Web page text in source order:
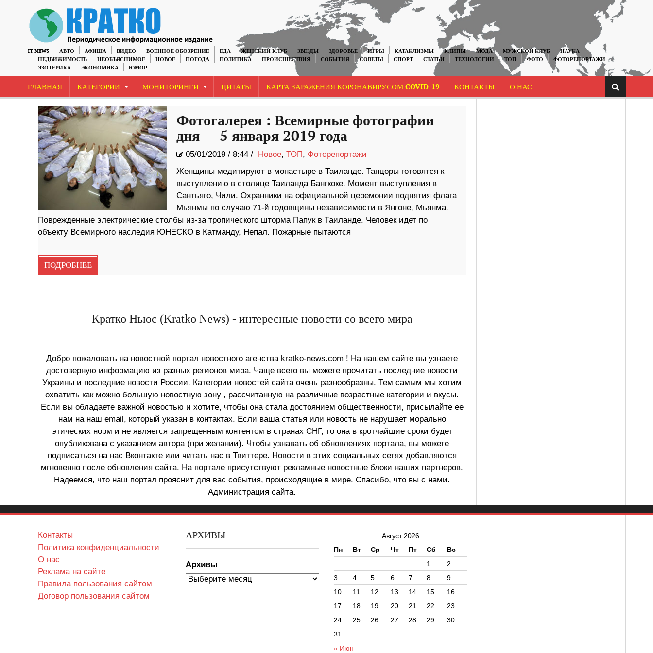
IT NEWS АВТО АФИША ВИДЕО ВОЕННОЕ ОБОЗРЕНИЕ ЕДА ЖЕНСКИЙ КЛУБ ЗВЕЗДЫ ЗДОРОВЬЕ ИГРЫ КАТАКЛИЗМЫ КЛИПЫ МОДА МУЖСКОЙ КЛУБ
НАУКА
НЕДВИЖИМОСТЬ
НЕОБЪЯСНИМОЕ НОВОЕ ПОГОДА ПОЛИТИКА ПРОИСШЕСТВИЯ СОБЫТИЯ СОВЕТЫ СПОРТ СТАТЬИ ТЕХНОЛОГИИ ТОП ФОТО
ФОТОРЕПОРТАЖИ
ЭЗОТЕРИКА
ЭКОНОМИКА ЮМОР
ГЛАВНАЯ КАТЕГОРИИ МОНИТОРИНГИ ЦИТАТЫ КАРТА ЗАРАЖЕНИЯ КОРОНАВИРУСОМ COVID-19 КОНТАКТЫ О НАС
Фотогалерея : Всемирные фотографии
дня — 5 января 2019 года
05/01/2019/ 8:44 / Новое, ТОП, Фоторепортажи
Женщины медитируют в монастыре в Таиланде. Танцоры готовятся к
выступлению в столице Таиланда Бангкоке. Момент выступления в
Сантьяго, Чили. Охранники на официальной церемонии поднятия флага
Мьянмы по случаю 71-й годовщины независимости в Янгоне, Мьянма.
Поврежденные электрические столбы из-за тропического шторма Папук в Таиланде. Человек идет по
объекту Всемирного наследия ЮНЕСКО в Катманду, Непал. Пожарные пытаются
ПОДРОБНЕЕ
Кратко Ньюс (Kratko News) - интересные новости со всего мира
Добро пожаловать на новостной портал новостного агенства kratko-news.com ! На нашем сайте вы узнаете
достоверную информацию из разных регионов мира. Чаще всего вы можете прочитать последние новости
Украины и последние новости России. Категории новостей сайта очень разнообразны. Тем самым мы хотим
охватить как можно большую новостную зону , рассчитанную на различные возрастные категории и вкусы.
Если вы обладаете важной новостью и хотите, чтобы она стала достоянием общественности, присылайте ее
нам на наш email, который указан в контактах. Если ваша статья или новость не нарушает морально
этических норм и не является запрещенным контентом в странах СНГ, то она в кротчайшие сроки будет
опубликована с указанием автора (при желании). Чтобы узнавать об обновлениях портала, вы можете
подписаться на нас Вконтакте или читать нас в Твиттере. Новости в этих социальных сетях добавляются
мгновенно после обновления сайта. На портале присутствуют рекламные новостные блоки наших партнеров.
Надеемся, что наш портал прояснит для вас события, происходящие в мире. Спасибо, что вы с нами.
Администрация сайта.
Контакты
Политика конфиденциальности
О нас
Реклама на сайте
Правила пользования сайтом
Договор пользования сайтом
АРХИВЫ
Архивы
Август 2026
Пн
Вт Ср Чт Пт Сб Вс
« Июн
1
2
3
4 5 6 7 8
9
10
11 12 13 14 15
16
17
18 19 20 21 22
23
24
25 26 27 28 29
30
31